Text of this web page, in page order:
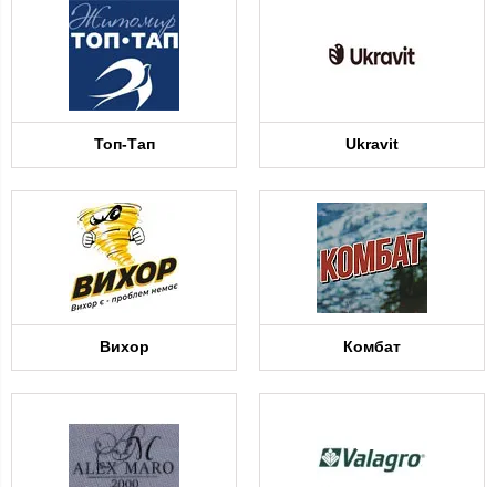
Топ-Тап Ukravit
Вихор Комбат